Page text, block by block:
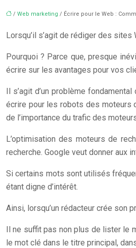
/ Web marketing / Écrire pour le Web :
Lorsqu’il s’agit de rédiger des
Pourquoi ? Parce que, presque
écrire sur les avantages pour vos
Il s’agit d’un problème
écrire pour les robots des moteurs
de l’importance du trafic des
L’optimisation des moteurs de
recherche. Google veut donner aux
Si certains mots sont utilisés
étant digne d’intérêt.
Ainsi, lorsqu’un rédacteur crée son
Il ne suffit pas non plus de lister le
le mot clé dans le titre principal,